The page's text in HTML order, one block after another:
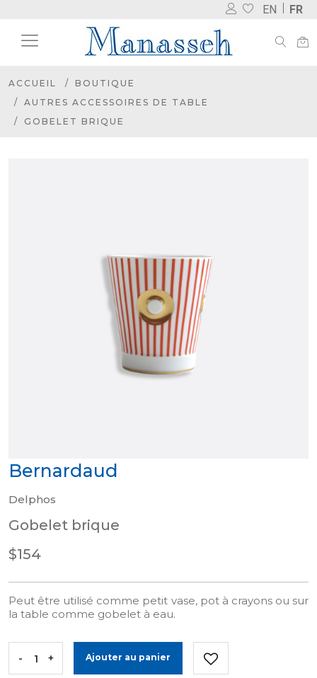
EN FR
ACCUEIL
BOUTIQUE
AUTRES ACCESSOIRES DE TABLE
GOBELET BRIQUE
Bernardaud
Delphos
Gobelet brique
$154
Peut être utilisé comme petit vase, pot à crayons ou sur
la table comme gobelet à eau.
- + Ajouter au panier